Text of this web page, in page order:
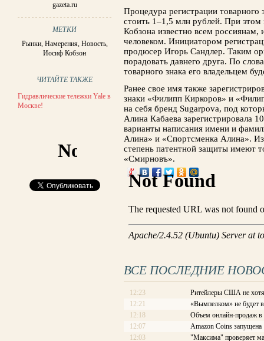
gazeta.ru
МЕТКИ
Рынки, Намерения, Новость,
Иосиф Кобзон
ЧИТАЙТЕ ТАКЖЕ
Гидравлические тележки Yale в
Москве!
Процедура регистрации товарного
стоить 1–1,5 млн рублей. При этом
Кобзона известно всем россиянам,
человеком. Инициатором
продюсер Игорь Сандлер. Таким
порадовать давнего друга. По
товарного знака его владельцем
Ранее свое имя также
знаки «Филипп Киркоров» и
на себя бренд Sugarpova, под
Алина Кабаева зарегистрировала
варианты написания имени и
Алина» и «Спортсменка Алина».
степень патентной защиты имеют
«Смирновъ».
ВСЕ ПОСЛЕДНИЕ
12:23
Ритейлеры США не
12:21
«Вымпелком» не будет
12:18
Объем онлайн-продаж
12:07
Amazon Coins запущена
12:03
"Максима" проверяет